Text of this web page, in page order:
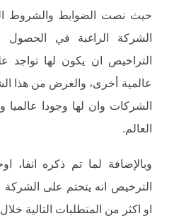
حيث نصت الضوابط والشروط
الشركة الراغبة في
التراخيص ان يكون لها تواجد
عالمية أخرى، والغرض من هذا
الشركات وان لها وجودا
العالم.
وبالإضافة لما تم ذكره
الترخيص انه يتحتم على الشركة
او اكثر من المتطلبات التالية